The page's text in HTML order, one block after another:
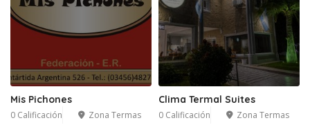
Mis Pichones
0 Calificación Zona Termas
Clima Termal Suites
0 Calificación Zona Termas